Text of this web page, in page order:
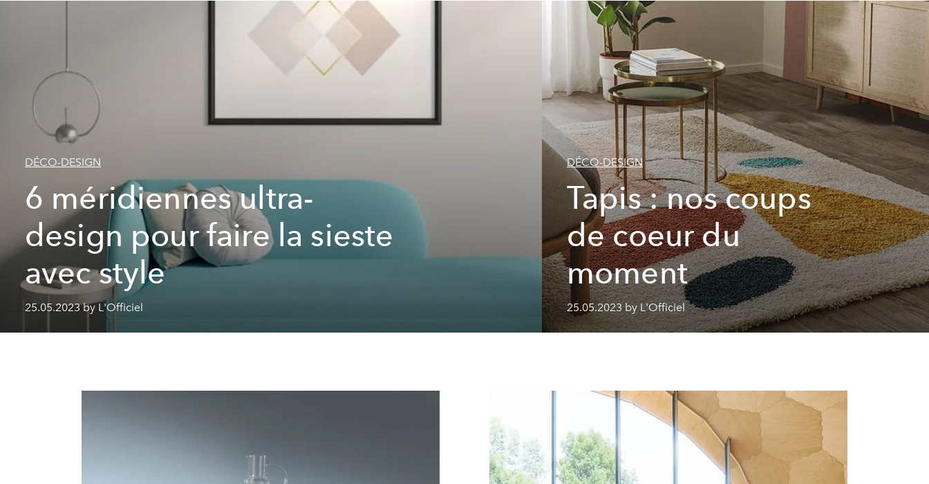
DÉCO-DESIGN
6 méridiennes ultra-
design pour faire la sieste
avec style
25.05.2023 by L'Officiel
DÉCO-DESIGN
Tapis : nos coups
de coeur du
moment
25.05.2023 by L'Officiel